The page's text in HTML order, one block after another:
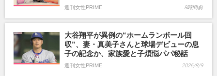
週刊女性PRIME 8時間前
大谷翔平が異例の“ホームランボール回
収”、妻・真美子さんと球場デビューの息
子の記念か、家族愛と子煩悩パパ秘話
週刊女性PRIME 2026/8/9